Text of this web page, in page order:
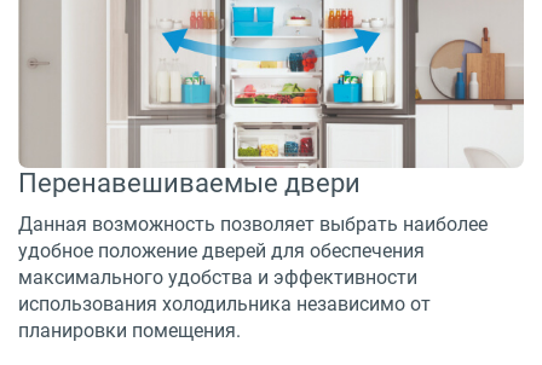
Перенавешиваемые двери
Данная возможность позволяет выбрать наиболее
удобное положение дверей для обеспечения
максимального удобства и эффективности
использования холодильника независимо от
планировки помещения.